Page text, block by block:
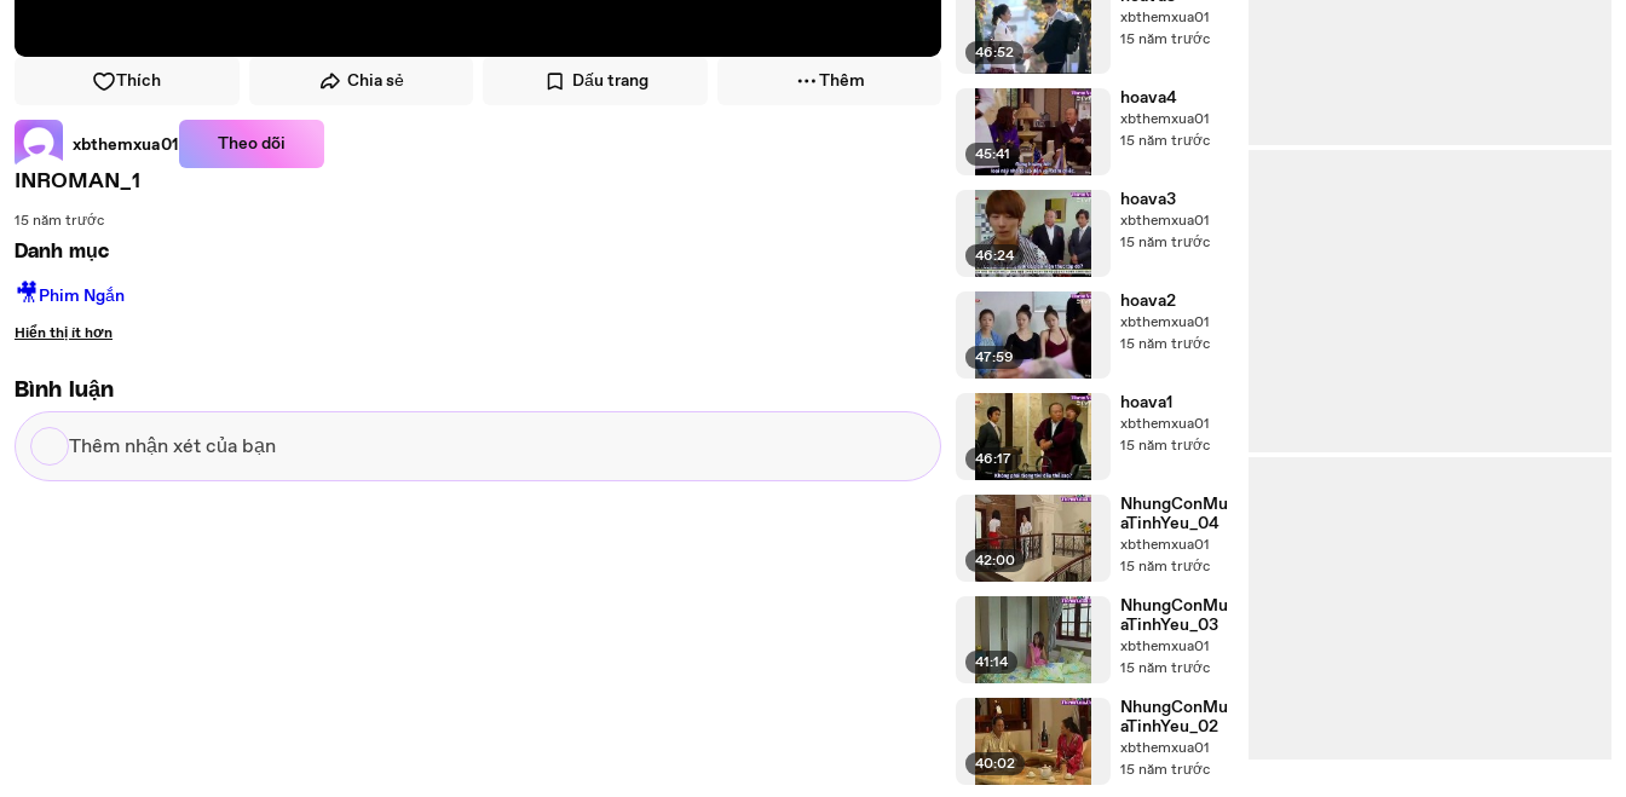
Thích Chia sẻ Dấu trang Thêm
xbthemxua01 Theo dõi
INROMAN_1
15 năm trước
Danh mục
🎥Phim Ngắn
Hiển thị ít hơn
Bình luận
Thêm
nhận
46:52
xbthemxua01
15 năm trước
45:41
hoava4
xbthemxua01
15 năm trước
46:24
hoava3
xbthemxua01
15 năm trước
47:59
hoava2
xbthemxua01
15 năm trước
46:17
hoava1
xbthemxua01
15 năm trước
42:00
NhungConMu
aTinhYeu_04
xbthemxua01
15 năm trước
41:14
NhungConMu
aTinhYeu_03
xbthemxua01
15 năm trước
40:02
NhungConMu
aTinhYeu_02
xbthemxua01
15 năm trước